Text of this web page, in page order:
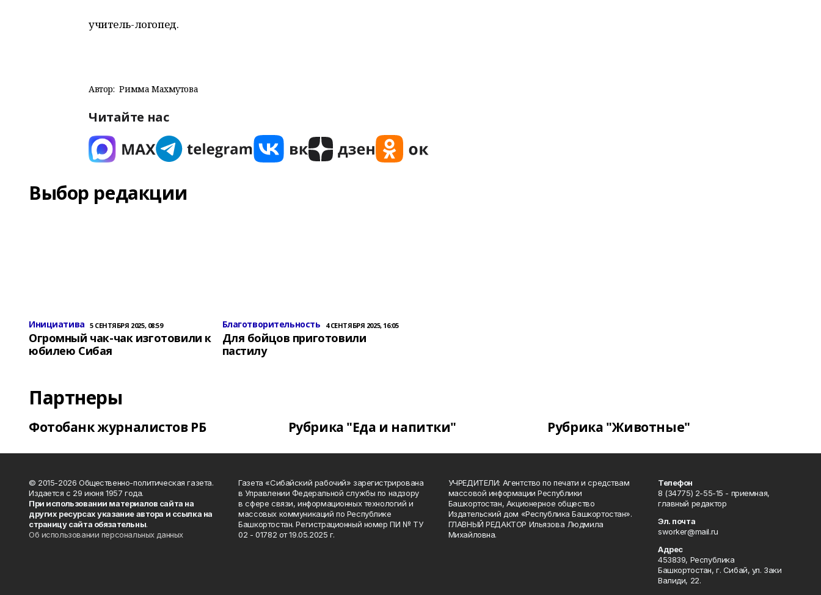
учитель-логопед.
Автор: Римма Махмутова
Читайте нас
Выбор редакции
Инициатива 5 СЕНТЯБРЯ 2025, 08:59
Огромный чак-чак изготовили к
юбилею Сибая
Благотворительность 4 СЕНТЯБРЯ 2025, 16:05
Для бойцов приготовили
пастилу
Партнеры
Фотобанк журналистов РБ Рубрика "Еда и напитки" Рубрика "Животные"
© 2015-2026 Общественно-политическая газета.
Издается с 29 июня 1957 года.
При использовании материалов сайта на
других ресурсах указание автора и ссылка на
страницу сайта обязательны.
Об использовании персональных данных
Газета «Сибайский рабочий» зарегистрирована
в Управлении Федеральной службы по надзору
в сфере связи, информационных технологий и
массовых коммуникаций по Республике
Башкортостан. Регистрационный номер ПИ № ТУ
02 - 01782 от 19.05.2025 г.
УЧРЕДИТЕЛИ: Агентство по печати и средствам
массовой информации Республики
Башкортостан, Акционерное общество
Издательский дом «Республика Башкортостан».
ГЛАВНЫЙ РЕДАКТОР Ильязова Людмила
Михайловна.
Телефон
8 (34775) 2-55-15 - приемная,
главный редактор
Эл. почта
sworker@mail.ru
Адрес
453839, Республика
Башкортостан, г. Сибай, ул. Заки
Валиди, 22.